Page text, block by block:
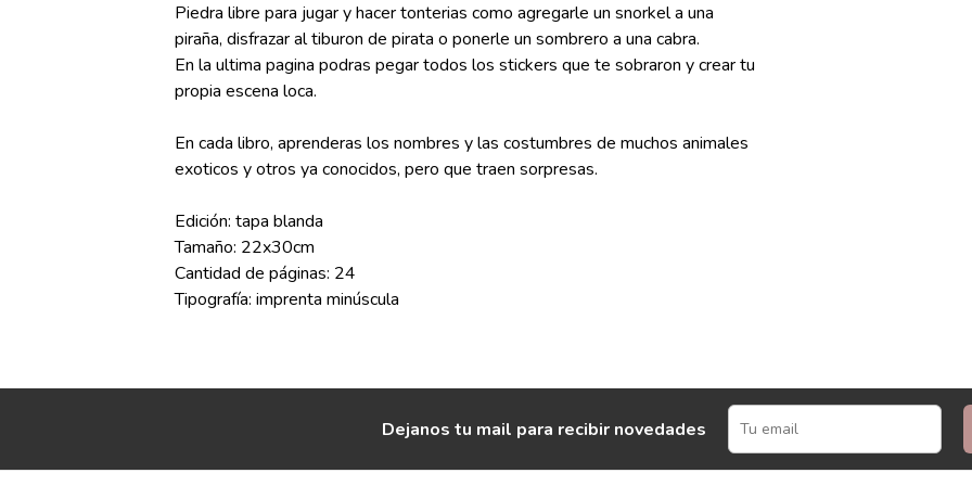
Piedra libre para jugar y hacer tonterias como agregarle un snorkel a una
piraña, disfrazar al tiburon de pirata o ponerle un sombrero a una cabra.
En la ultima pagina podras pegar todos los stickers que te sobraron y crear tu
propia escena loca.
En cada libro, aprenderas los nombres y las costumbres de muchos animales
exoticos y otros ya conocidos, pero que traen sorpresas.
Edición: tapa blanda
Tamaño: 22x30cm
Cantidad de páginas: 24
Tipografía: imprenta minúscula
Dejanos tu mail para recibir novedades